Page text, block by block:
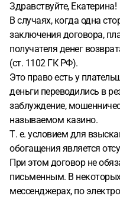
Здравствуйте, Екатерина!
В случаях, когда одна
заключения договора,
получателя денег
(ст. 1102 ГК РФ).
Это право есть у
деньги переводились в
заблуждение,
называемом казино.
Т. е. условием для
обогащения является
При этом договор не
письменным. В
мессенджерах, по